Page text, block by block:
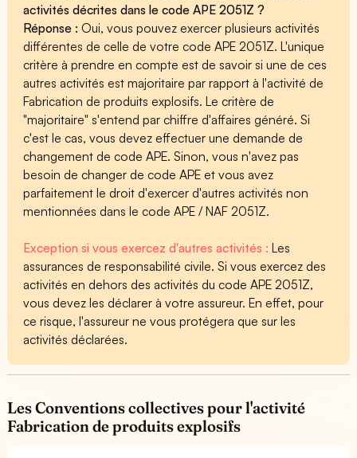
activités décrites dans le code APE 2051Z ?
Réponse :Oui, vous pouvez exercer plusieurs activités
différentes de celle de votre code APE 2051Z. L'unique
critère à prendre en compte est de savoir si une de ces
autres activités est majoritaire par rapport à l'activité de
Fabrication de produits explosifs. Le critère de
"majoritaire" s'entend par chiffre d'affaires généré. Si
c'est le cas, vous devez effectuer une demande de
changement de code APE. Sinon, vous n'avez pas
besoin de changer de code APE et vous avez
parfaitement le droit d'exercer d'autres activités non
mentionnées dans le code APE / NAF 2051Z.
Exception si vous exercez d'autres activités :Les
assurances de responsabilité civile. Si vous exercez des
activités en dehors des activités du code APE 2051Z,
vous devez les déclarer à votre assureur. En effet, pour
ce risque, l'assureur ne vous protégera que sur les
activités déclarées.
Les Conventions collectives pour l'activité
Fabrication de produits explosifs